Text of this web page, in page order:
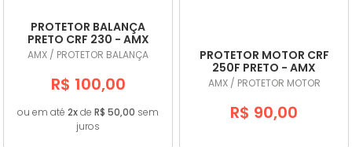
PROTETOR BALANÇA
PRETO CRF 230 - AMX
AMX / PROTETOR BALANÇA
R$ 100,00
ou em até 2xde R$ 50,00 sem
juros
PROTETOR MOTOR CRF
250F PRETO - AMX
AMX / PROTETOR MOTOR
R$ 90,00